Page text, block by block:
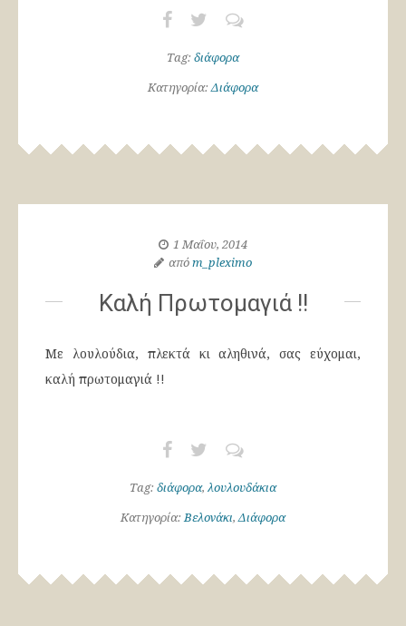
Tag: διάφορα
Κατηγορία:Διάφορα
1 Μαΐου, 2014
απόm_pleximo
Καλή Πρωτομαγιά !!
Με λουλούδια, πλεκτά κι αληθινά, σας εύχομαι,
καλή πρωτομαγιά !!
Tag: διάφορα, λουλουδάκια
Κατηγορία:Βελονάκι,Διάφορα